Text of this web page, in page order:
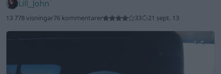
Lill_John
13 778 visningar76 kommentarer 33 21 sept. 13